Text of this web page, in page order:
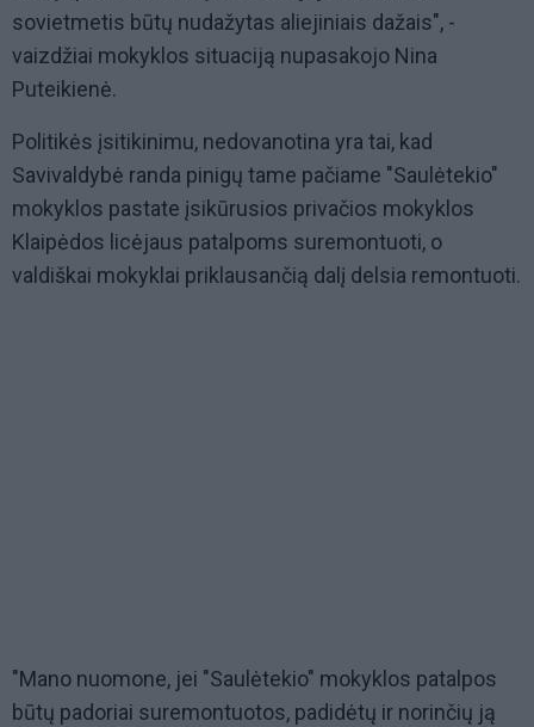
sovietmetis būtų nudažytas aliejiniais dažais", -
vaizdžiai mokyklos situaciją nupasakojo Nina
Puteikienė.
Politikės įsitikinimu, nedovanotina yra tai, kad
Savivaldybė randa pinigų tame pačiame "Saulėtekio"
mokyklos pastate įsikūrusios privačios mokyklos
Klaipėdos licėjaus patalpoms suremontuoti, o
valdiškai mokyklai priklausančią dalį delsia remontuoti.
"Mano nuomone, jei "Saulėtekio" mokyklos patalpos
būtų padoriai suremontuotos, padidėtų ir norinčių ją